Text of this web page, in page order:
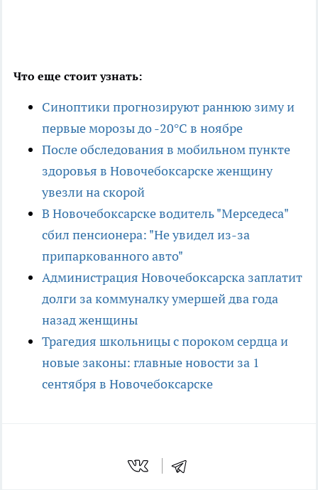
Что еще стоит узнать:
Синоптики прогнозируют раннюю зиму и
первые морозы до -20°C в ноябре
После обследования в мобильном пункте
здоровья в Новочебоксарске женщину
увезли на скорой
В Новочебоксарске водитель "Мерседеса"
сбил пенсионера: "Не увидел из-за
припаркованного авто"
Администрация Новочебоксарска заплатит
долги за коммуналку умершей два года
назад женщины
Трагедия школьницы с пороком сердца и
новые законы: главные новости за 1
сентября в Новочебоксарске